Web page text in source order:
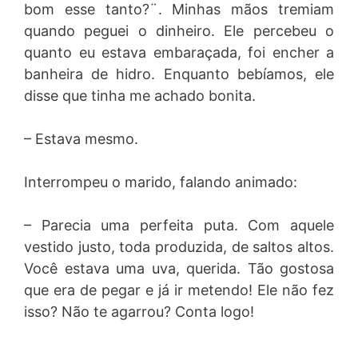
bom esse tanto?¨. Minhas mãos tremiam
quando peguei o dinheiro. Ele percebeu o
quanto eu estava embaraçada, foi encher a
banheira de hidro. Enquanto bebíamos, ele
disse que tinha me achado bonita.
– Estava mesmo.
Interrompeu o marido, falando animado:
– Parecia uma perfeita puta. Com aquele
vestido justo, toda produzida, de saltos altos.
Você estava uma uva, querida. Tão gostosa
que era de pegar e já ir metendo! Ele não fez
isso? Não te agarrou? Conta logo!